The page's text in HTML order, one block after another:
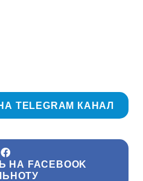
TELEGRAM КАНАЛ
НА FACEBOOK